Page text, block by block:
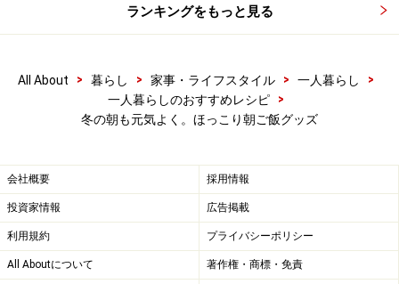
ランキングをもっと見る
All About > 暮らし > 家事・ライフスタイル > 一人暮らし
>
一人暮らしのおすすめレシピ
>
冬の朝も元気よく。ほっこり朝ご飯グッズ
会社概要 採用情報
投資家情報 広告掲載
利用規約 プライバシーポリシー
All Aboutについて 著作権・商標・免責